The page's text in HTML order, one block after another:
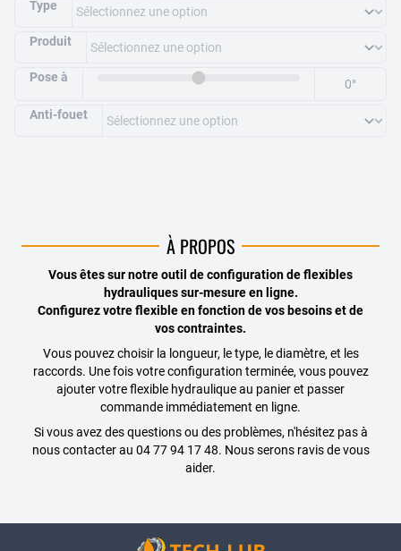
Type
Produit
Pose à 0°
Anti-fouet
À PROPOS
Vous êtes sur notre outil de configuration de flexibles
hydrauliques sur-mesure en ligne.
Configurez votre flexible en fonction de vos besoins et de
vos contraintes.
Vous pouvez choisir la longueur, le type, le diamètre, et les
raccords. Une fois votre configuration terminée, vous pouvez
ajouter votre flexible hydraulique au panier et passer
commande immédiatement en ligne.
Si vous avez des questions ou des problèmes, n'hésitez pas à
nous contacter au 04 77 94 17 48. Nous serons ravis de vous
aider.